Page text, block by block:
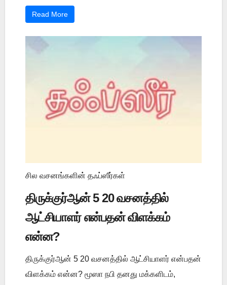
Read More
சில வசனங்களின் தஃப்ஸீர்கள்
திருக்குர்ஆன் 5 20 வசனத்தில்
ஆட்சியாளர் என்பதன் விளக்கம்
என்ன?
திருக்குர்ஆன் 5 20 வசனத்தில் ஆட்சியாளர் என்பதன்
விளக்கம் என்ன? மூஸா நபி தனது மக்களிடம்,